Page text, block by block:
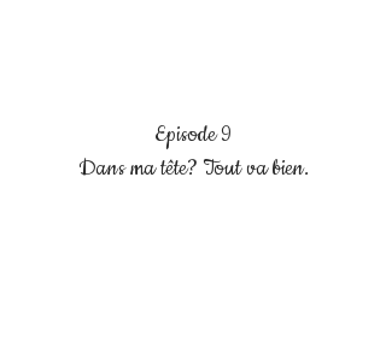
Episode 9
Dans ma tête? Tout va bien.